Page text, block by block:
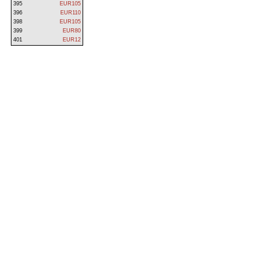
395
EUR105
396
EUR110
398
EUR105
399
EUR80
401
EUR12